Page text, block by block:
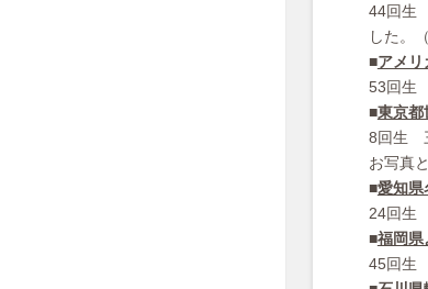
44回生
した。
■アメリ
53回生
■東京
8回生
お写真
■愛知
24回生
■福岡
45回生